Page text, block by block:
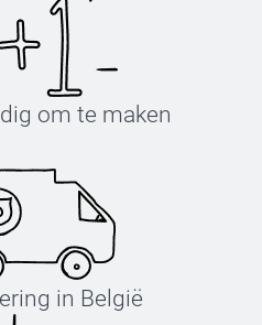
om te maken
in België